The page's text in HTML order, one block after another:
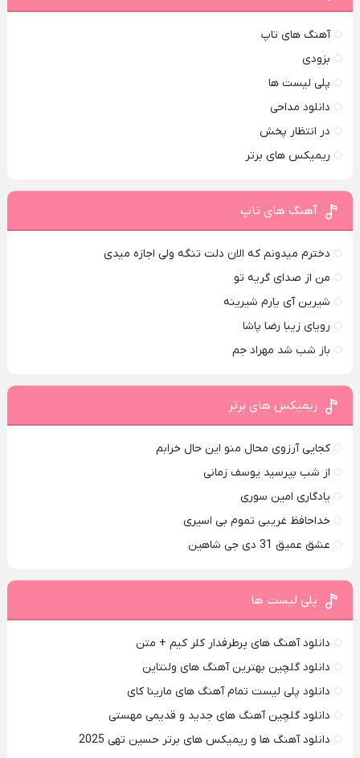
آهنگ های تاپ
بزودی
پلی لیست ها
دانلود مداحی
در انتظار پخش
ریمیکس های برتر
آهنگ های تاپ
دخترم میدونم که الان دلت تنگه ولی اجازه میدی
من از صدای گريه تو
شیرین آی یارم شیرینه
رویای زیبا رضا پاشا
باز شب شد مهراد جم
ریمیکس های برتر
کجایی آرزوی محال منو این حال خرابم
از شب بپرسید یوسف زمانی
یادگاری امین سوری
خداحافظ غریبی تموم بی اسیری
عشق عمیق 31 دی جی شاهین
پلی لیست ها
دانلود آهنگ های پرطرفدار کلر کیم + متن
دانلود گلچین بهترین آهنگ های ولنتاین
دانلود پلی لیست تمام آهنگ های مارینا کای
دانلود گلچین آهنگ های جدید و قدیمی مهستی
دانلود آهنگ ها و ریمیکس های برتر حسین تهی 2025